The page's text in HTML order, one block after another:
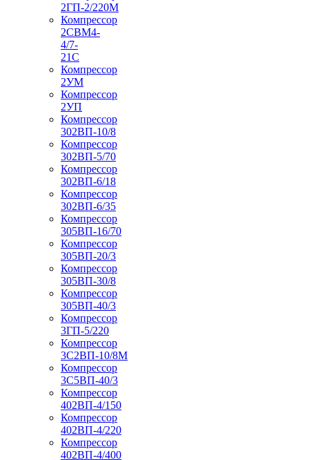
2ГП-2/220М
Компрессор
2СВМ4-
4/7-
21С
Компрессор
2УМ
Компрессор
2УП
Компрессор
302ВП-10/8
Компрессор
302ВП-5/70
Компрессор
302ВП-6/18
Компрессор
302ВП-6/35
Компрессор
305ВП-16/70
Компрессор
305ВП-20/3
Компрессор
305ВП-30/8
Компрессор
305ВП-40/3
Компрессор
3ГП-5/220
Компрессор
3С2ВП-10/8М
Компрессор
3С5ВП-40/3
Компрессор
402ВП-4/150
Компрессор
402ВП-4/220
Компрессор
402ВП-4/400